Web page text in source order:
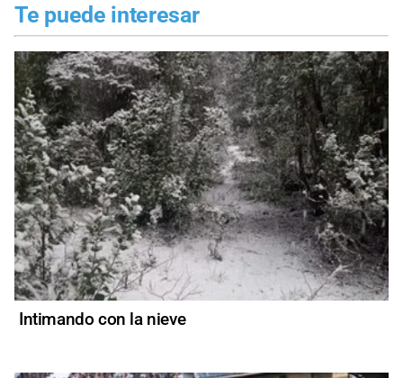
Te puede interesar
Intimando con la nieve